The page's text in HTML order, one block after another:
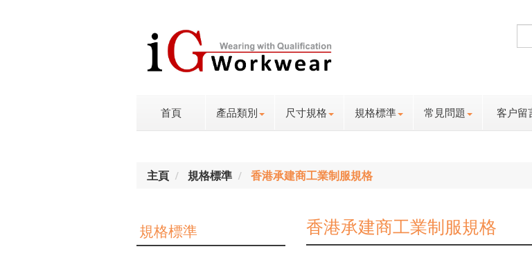
首頁 產品類別 尺寸規格 規格標準 常見問題 客户留
主頁 規格標準 香港承建商工業制服規格
規格標準 香港承建商工業制服規格